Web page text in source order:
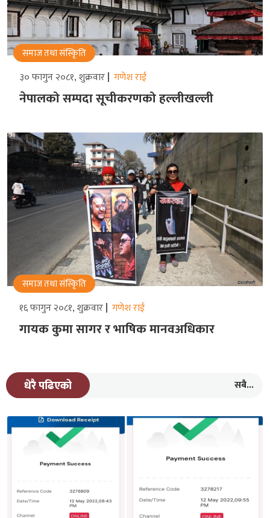
समाज तथा संस्किृति
३० फागुन २०८१, शुक्रवार गणेश राई
नेपालको सम्पदा सूचीकरणको हल्लीखल्ली
समाज तथा संस्किृति
१६ फागुन २०८१, शुक्रवार गणेश राई
गायक कुमा सागर र भाषिक मानवअधिकार
धेरै पढिएको सबै...